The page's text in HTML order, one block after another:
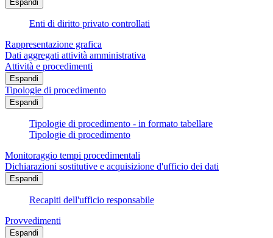
Espandi
Enti di diritto privato controllati
Rappresentazione grafica
Dati aggregati attività amministrativa
Attività e procedimenti
Espandi
Tipologie di procedimento
Espandi
Tipologie di procedimento - in formato tabellare
Tipologie di procedimento
Monitoraggio tempi procedimentali
Dichiarazioni sostitutive e acquisizione d'ufficio dei dati
Espandi
Recapiti dell'ufficio responsabile
Provvedimenti
Espandi